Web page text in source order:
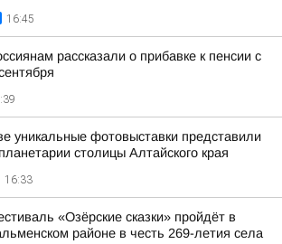
16:45
рассказали о прибавке к пенсии с
уникальные фотовыставки представили
столицы Алтайского края
16:33
«Озёрские сказки» пройдёт в
районе в честь 269-летия села